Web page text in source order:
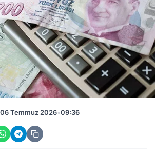
Temmuz 2026 Netleşti: Yeni
06 Temmuz 2026•09:36